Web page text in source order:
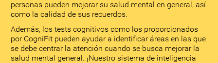
personas pueden mejorar su salud mental en general, así
como la calidad de sus recuerdos.
Además, los tests cognitivos como los proporcionados
por CogniFit pueden ayudar a identificar áreas en las que
se debe centrar la atención cuando se busca mejorar la
salud mental general. ¡Nuestro sistema de inteligencia